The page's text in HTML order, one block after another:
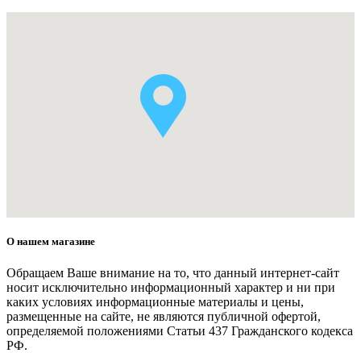
О нашем магазине
Обращаем Ваше внимание на то, что данный интернет-сайт
носит исключительно информационный характер и ни при
каких условиях информационные материалы и цены,
размещенные на сайте, не являются публичной офертой,
определяемой положениями Статьи 437 Гражданского кодекса
РФ.